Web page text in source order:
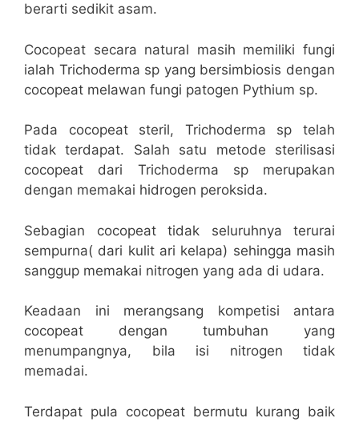
berarti sedikit asam.
Cocopeat secara natural masih memiliki fungi
ialah Trichoderma sp yang bersimbiosis dengan
cocopeat melawan fungi patogen Pythium sp.
Pada cocopeat steril, Trichoderma sp telah
tidak terdapat. Salah satu metode sterilisasi
cocopeat dari Trichoderma sp merupakan
dengan memakai hidrogen peroksida.
Sebagian cocopeat tidak seluruhnya terurai
sempurna( dari kulit ari kelapa) sehingga masih
sanggup memakai nitrogen yang ada di udara.
Keadaan ini merangsang kompetisi antara
cocopeat dengan tumbuhan yang
menumpangnya, bila isi nitrogen tidak
memadai.
Terdapat pula cocopeat bermutu kurang baik